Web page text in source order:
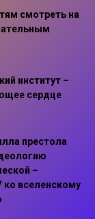
смотреть на
институт –
сердце
престола
–
вселенскому